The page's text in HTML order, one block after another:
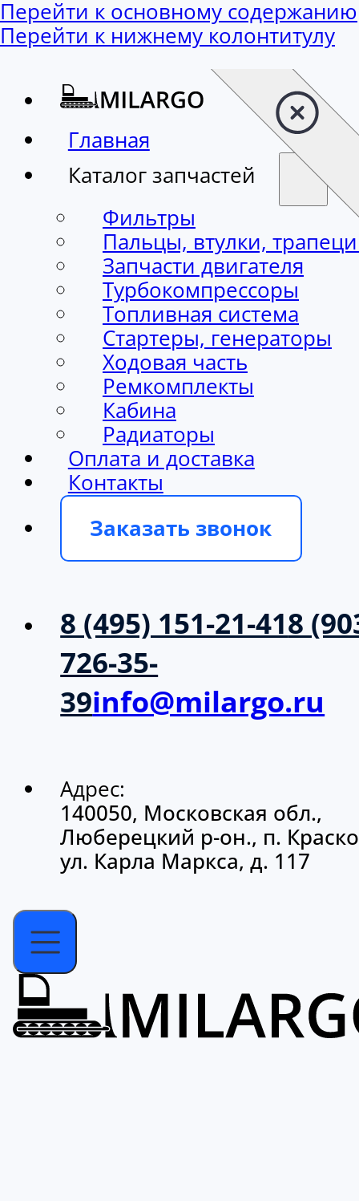
Перейти к основному содержанию
Перейти к нижнему колонтитулу
Главная
Каталог запчастей
Фильтры
Пальцы, втулки,
Запчасти двигателя
Турбокомпрессоры
Топливная система
Стартеры, генераторы
Ходовая часть
Ремкомплекты
Кабина
Радиаторы
Оплата и доставка
Контакты
Заказать звонок
8 (495) 151-21-418
726-35-
39info@milargo.ru
Адрес:
140050, Московская обл.,
Люберецкий р-он., п.
ул. Карла Маркса, д. 117